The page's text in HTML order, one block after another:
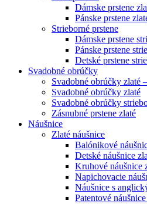
Dámske prstene
Pánske prstene
Strieborné prstene
Dámske prstene
Pánske prstene
Detské prstene
Svadobné obrúčky
Svadobné obrúčky zlaté
Svadobné obrúčky zlaté
Svadobné obrúčky
Zásnubné prstene zlaté
Náušnice
Zlaté náušnice
Balónikové
Detské náušnice
Kruhové náušnice
Napichovacie
Náušnice s
Patentové